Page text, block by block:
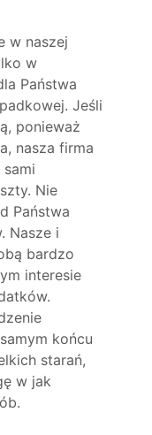
w naszej
w
Państwa
Jeśli
ponieważ
nasza firma
Nie
Państwa
Nasze i
bardzo
interesie
końcu
starań,
w jak